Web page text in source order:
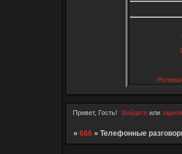
Привет, Гость! Войдите или
» 666 » Телефонные